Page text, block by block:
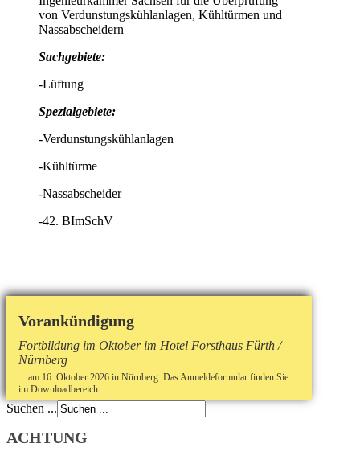
von Verdunstungskühlanlagen, Kühltürmen und
Nassabscheidern
Sachgebiete:
-Lüftung
Spezialgebiete:
-Verdunstungskühlanlagen
-Kühltürme
-Nassabscheider
-42. BImSchV
Vorankündigung
Fortbildung im Oktober im Hotel Forsthaus Fürth /
Nürnberg
... am 16. Oktober 2026 in Nürnberg. Das Anmeldeformular finden Sie
im Downloadbereich.
Suchen ...
ACHTUNG